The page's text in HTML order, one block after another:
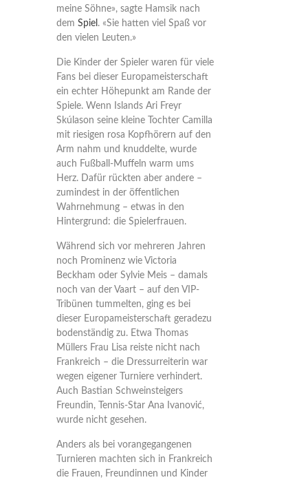
meine Söhne», sagte Hamsik nach
dem Spiel . «Sie hatten viel Spaß vor
den vielen Leuten.»
Die Kinder der Spieler waren für viele
Fans bei dieser Europameisterschaft
ein echter Höhepunkt am Rande der
Spiele. Wenn Islands Ari Freyr
Skúlason seine kleine Tochter Camilla
mit riesigen rosa Kopfhörern auf den
Arm nahm und knuddelte, wurde
auch Fußball-Muffeln warm ums
Herz. Dafür rückten aber andere –
zumindest in der öffentlichen
Wahrnehmung – etwas in den
Hintergrund: die Spielerfrauen.
Während sich vor mehreren Jahren
noch Prominenz wie Victoria
Beckham oder Sylvie Meis – damals
noch van der Vaart – auf den VIP-
Tribünen tummelten, ging es bei
dieser Europameisterschaft geradezu
bodenständig zu. Etwa Thomas
Müllers Frau Lisa reiste nicht nach
Frankreich – die Dressurreiterin war
wegen eigener Turniere verhindert.
Auch Bastian Schweinsteigers
Freundin, Tennis-Star Ana Ivanović,
wurde nicht gesehen.
Anders als bei vorangegangenen
Turnieren machten sich in Frankreich
die Frauen, Freundinnen und Kinder